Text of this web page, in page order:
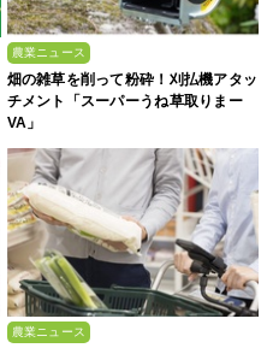
農業ニュース
畑の雑草を削って粉砕！刈払機アタッ
チメント「スーパーうね草取りまー
VA」
農業ニュース